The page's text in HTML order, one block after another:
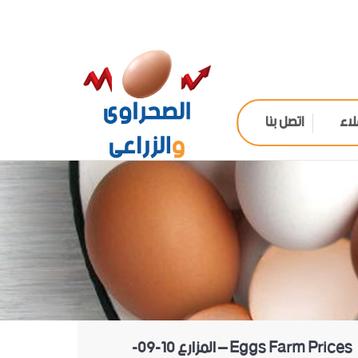
اتصل بنا
Eggs Farm Prices – المزارع 10-09-